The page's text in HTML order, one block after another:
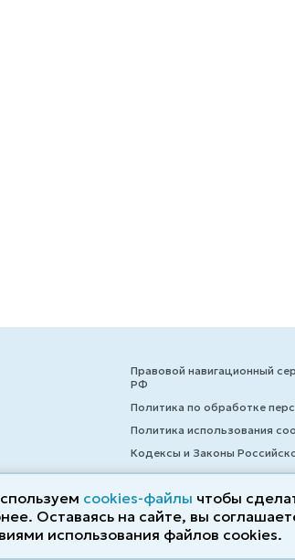
Правовой навигационный
РФ
Политика по обработке
Политика использования
Кодексы и Законы
© ZAKONRF.INFO
cookies-файлы чтобы
Оставаясь на сайте, вы
использования файлов cооkies.